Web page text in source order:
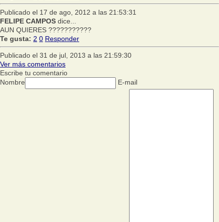
Publicado el 17 de ago, 2012 a las 21:53:31
FELIPE CAMPOS dice...
AUN QUIERES ???????????
Te gusta: 2 0 Responder
Publicado el 31 de jul, 2013 a las 21:59:30
Ver más comentarios
Escribe tu comentario
Nombre
E-mail